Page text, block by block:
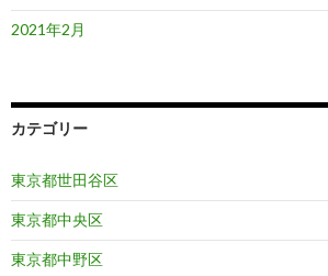
2021年2月
カテゴリー
東京都世田谷区
東京都中央区
東京都中野区